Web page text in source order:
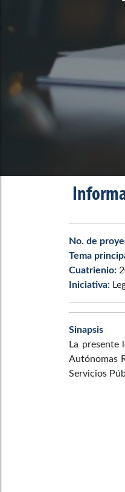
No. de
Tema
Cuatrienio:
Iniciativa:
Sinapsis
La
Autónomas
Servicios